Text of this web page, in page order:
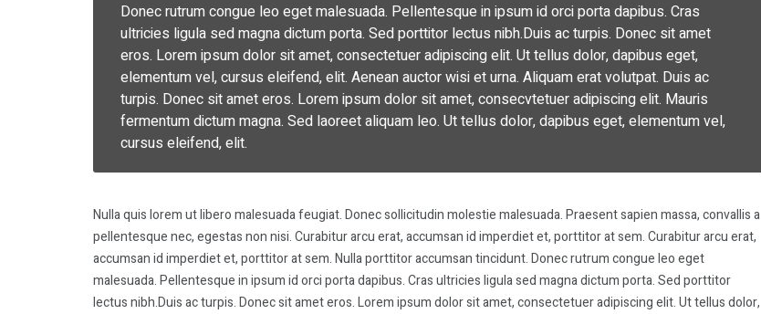
Donec rutrum congue leo eget malesuada. Pellentesque in ipsum id orci porta dapibus. Cras
ultricies ligula sed magna dictum porta. Sed porttitor lectus nibh.Duis ac turpis. Donec sit amet
eros. Lorem ipsum dolor sit amet, consectetuer adipiscing elit. Ut tellus dolor, dapibus eget,
elementum vel, cursus eleifend, elit. Aenean auctor wisi et urna. Aliquam erat volutpat. Duis ac
turpis. Donec sit amet eros. Lorem ipsum dolor sit amet, consecvtetuer adipiscing elit. Mauris
fermentum dictum magna. Sed laoreet aliquam leo. Ut tellus dolor, dapibus eget, elementum vel,
cursus eleifend, elit.
Nulla quis lorem ut libero malesuada feugiat. Donec sollicitudin molestie malesuada. Praesent sapien massa, convallis a
pellentesque nec, egestas non nisi. Curabitur arcu erat, accumsan id imperdiet et, porttitor at sem. Curabitur arcu erat,
accumsan id imperdiet et, porttitor at sem. Nulla porttitor accumsan tincidunt. Donec rutrum congue leo eget
malesuada. Pellentesque in ipsum id orci porta dapibus. Cras ultricies ligula sed magna dictum porta. Sed porttitor
lectus nibh.Duis ac turpis. Donec sit amet eros. Lorem ipsum dolor sit amet, consectetuer adipiscing elit. Ut tellus dolor,